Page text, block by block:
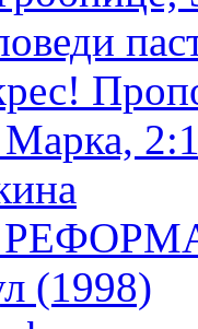
Марка,
(1998)